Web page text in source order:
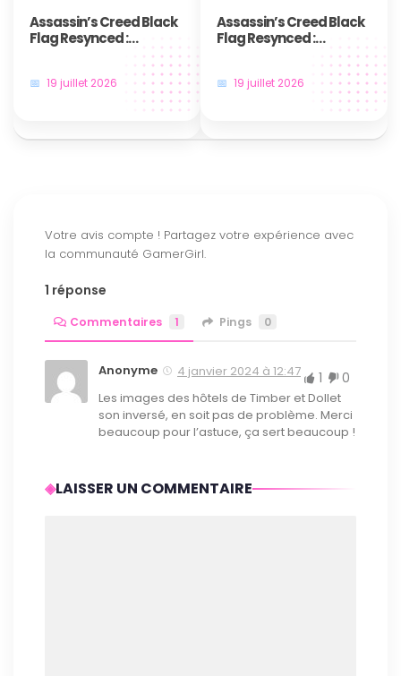
Assassin’s Creed Black
Flag Resynced :
Comment obtenir le
trophée / succès Tiré
par les cheveux IV ?
19 juillet 2026
Assassin’s Creed Black
Flag Resynced :
Comment réussir le
trophée / succès
Pistolero ?
19 juillet 2026
1 réponse
Commentaires 1 Pings 0
Anonyme 4 janvier 2024 à 12:47 1 0
Les images des hôtels de Timber et Dollet
son inversé, en soit pas de problème. Merci
beaucoup pour l’astuce, ça sert beaucoup !
LAISSER UN COMMENTAIRE